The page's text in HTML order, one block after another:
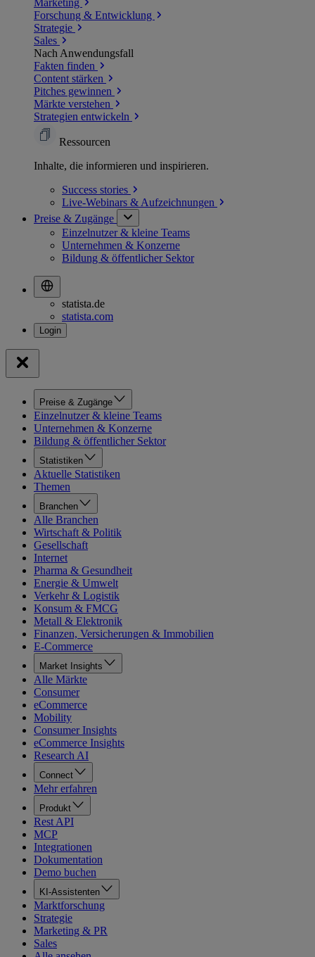
Marketing
Forschung & Entwicklung
Strategie
Sales
Nach Anwendungsfall
Fakten finden
Content stärken
Pitches gewinnen
Märkte verstehen
Strategien entwickeln
Ressourcen
Inhalte, die informieren und inspirieren.
Success stories
Live-Webinars & Aufzeichnungen
Preise & Zugänge
Einzelnutzer & kleine Teams
Unternehmen & Konzerne
Bildung & öffentlicher Sektor
statista.de
statista.com
Preise & Zugänge
Einzelnutzer & kleine Teams
Unternehmen & Konzerne
Bildung & öffentlicher Sektor
Statistiken
Aktuelle Statistiken
Themen
Branchen
Alle Branchen
Wirtschaft & Politik
Gesellschaft
Internet
Pharma & Gesundheit
Energie & Umwelt
Verkehr & Logistik
Konsum & FMCG
Metall & Elektronik
Finanzen, Versicherungen & Immobilien
E-Commerce
Market Insights
Alle Märkte
Consumer
eCommerce
Mobility
Consumer Insights
eCommerce Insights
Research AI
Connect
Mehr erfahren
Produkt
Rest API
MCP
Integrationen
Dokumentation
Demo buchen
KI-Assistenten
Marktforschung
Strategie
Marketing & PR
Sales